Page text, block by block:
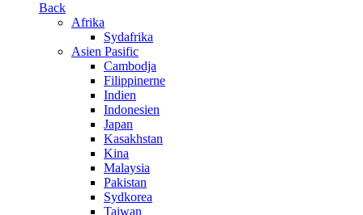
Back
Afrika
Sydafrika
Asien Pasific
Cambodja
Filippinerne
Indien
Indonesien
Japan
Kasakhstan
Kina
Malaysia
Pakistan
Sydkorea
Taiwan